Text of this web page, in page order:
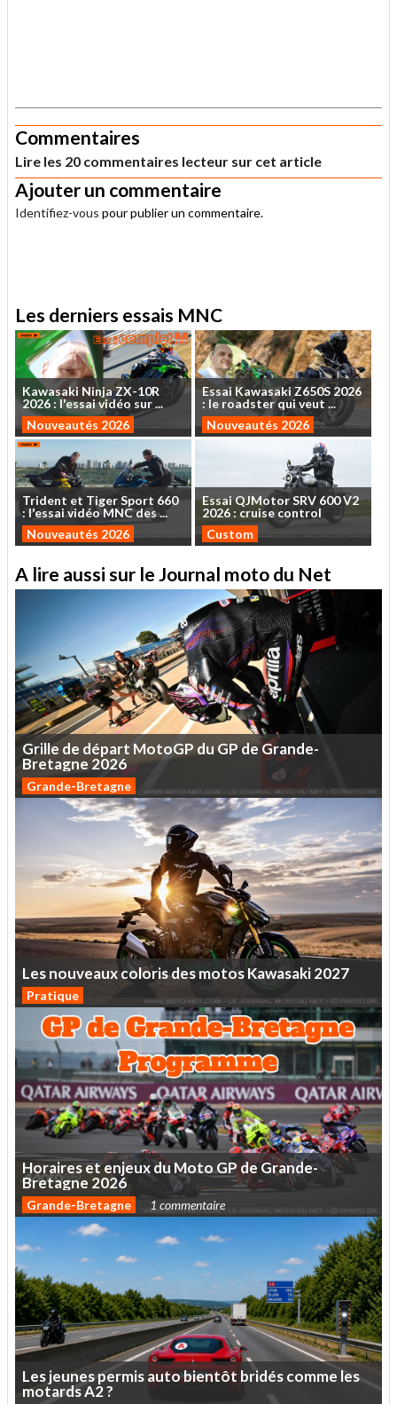
Commentaires
Lire les 20 commentaires lecteur sur cet article
Ajouter un commentaire
Identifiez-vous pour publier un commentaire.
Les derniers essais MNC
Kawasaki NinjaZX-10R
2026: l'essaividéo sur...
Nouveautés 2026
Essai KawasakiZ650S 2026
: le roadsterquiveut ...
Nouveautés 2026
Trident et TigerSport 660
: l'essaividéoMNCdes...
Nouveautés 2026
EssaiQJMotorSRV 600V2
2026 : cruise control
Custom
A lire aussi sur le Journal moto du Net
Grille de départ MotoGP duGPdeGrande-
Bretagne 2026
Grande-Bretagne
LesnouveauxcolorisdesmotosKawasaki2027
Pratique
HorairesetenjeuxduMotoGPdeGrande-
Bretagne 2026
Grande-Bretagne 1 commentaire
Lesjeunespermisautobientôt bridéscommeles
motardsA2?